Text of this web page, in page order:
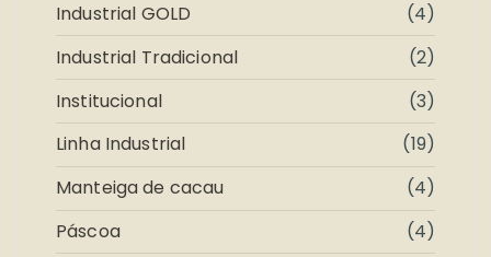
Industrial GOLD
(4)
Industrial Tradicional
(2)
Institucional
(3)
Linha Industrial
(19)
Manteiga de cacau
(4)
Páscoa
(4)